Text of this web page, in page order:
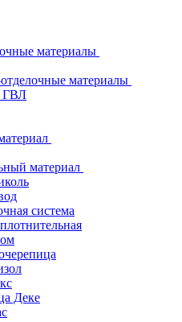
материалы
материалы
ГВЛ
материал
система
Деке